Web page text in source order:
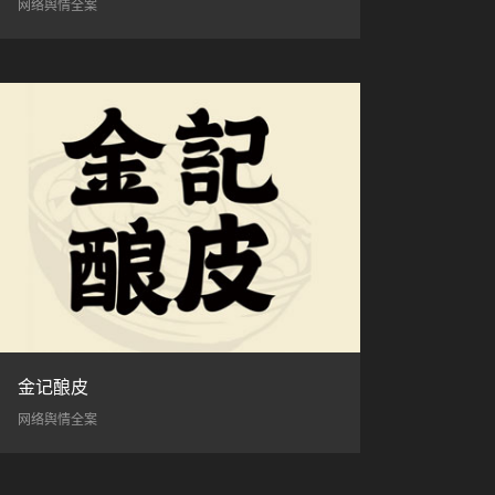
网络舆情全案
金记酿皮
网络舆情全案